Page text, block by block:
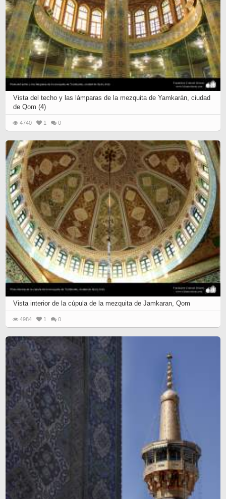
Vista del techo y las lámparas de la mezquita de Yamkarán, ciudad
de Qom (4)
4740 1 0
Vista interior de la cúpula de la mezquita de Jamkaran, Qom
4984 1 0